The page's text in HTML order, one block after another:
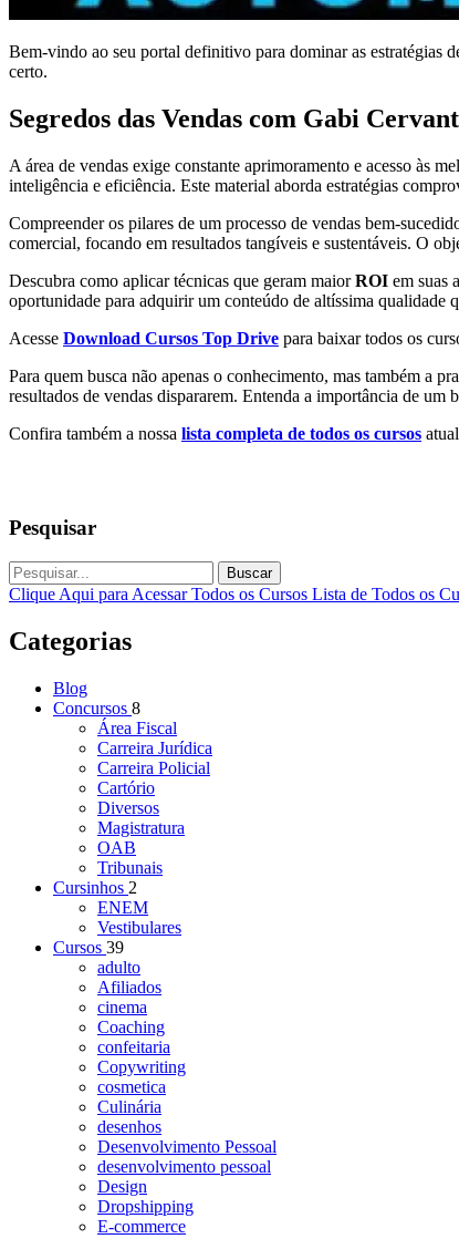
Bem-vindo ao seu portal definitivo para dominar as estratégias
certo.
Segredos das Vendas com Gabi
A área de vendas exige constante aprimoramento e acesso às
inteligência e eficiência. Este material aborda estratégias
Compreender os pilares de um processo de vendas bem-
comercial, focando em resultados tangíveis e sustentáveis. O
Descubra como aplicar técnicas que geram maiorROI em suas
oportunidade para adquirir um conteúdo de altíssima qualidade
Acesse Download Cursos Top Drive para baixar todos os
Para quem busca não apenas o conhecimento, mas também a
resultados de vendas dispararem. Entenda a importância de um
Confira também a nossa lista completa de todos os cursos
Pesquisar
Buscar
Clique Aqui para Acessar Todos os Cursos Lista de Todos os
Categorias
Blog
Concursos 8
Área Fiscal
Carreira Jurídica
Carreira Policial
Cartório
Diversos
Magistratura
OAB
Tribunais
Cursinhos 2
ENEM
Vestibulares
Cursos 39
adulto
Afiliados
cinema
Coaching
confeitaria
Copywriting
cosmetica
Culinária
desenhos
Desenvolvimento Pessoal
desenvolvimento pessoal
Design
Dropshipping
E-commerce